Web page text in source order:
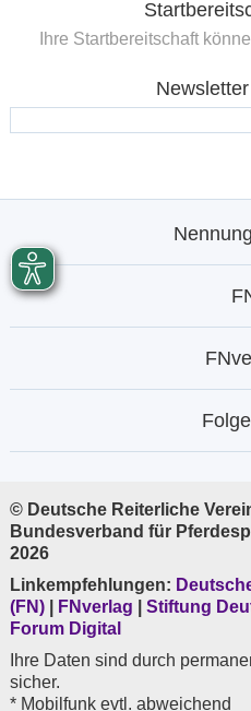
Ihre Startbereitschaft
© Deutsche Reiterliche
Bundesverband für
2026
Linkempfehlungen:
(FN)
FNverlag Stiftung
Forum Digital
Ihre Daten sind durch
sicher.
* Mobilfunk evtl. abweichend